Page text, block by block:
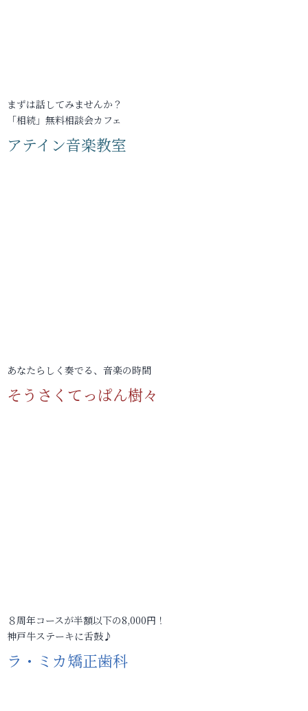
まずは話してみませんか？
「相続」無料相談会カフェ
アテイン音楽教室
あなたらしく奏でる、音楽の時間
そうさくてっぱん樹々
８周年コースが半額以下の8,000円！
神戸牛ステーキに舌鼓♪
ラ・ミカ矯正歯科